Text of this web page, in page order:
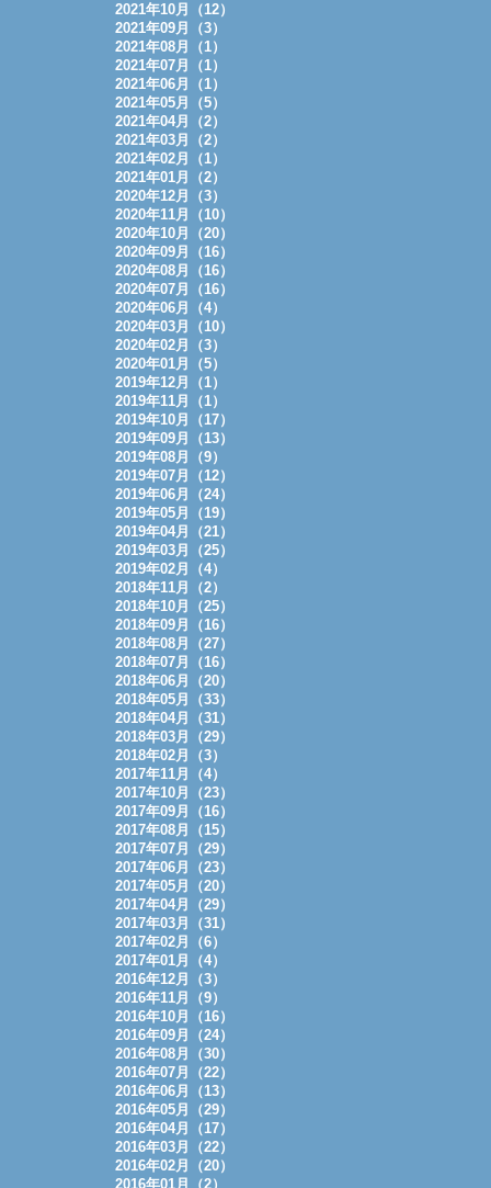
2021年10月（12）
2021年09月（3）
2021年08月（1）
2021年07月（1）
2021年06月（1）
2021年05月（5）
2021年04月（2）
2021年03月（2）
2021年02月（1）
2021年01月（2）
2020年12月（3）
2020年11月（10）
2020年10月（20）
2020年09月（16）
2020年08月（16）
2020年07月（16）
2020年06月（4）
2020年03月（10）
2020年02月（3）
2020年01月（5）
2019年12月（1）
2019年11月（1）
2019年10月（17）
2019年09月（13）
2019年08月（9）
2019年07月（12）
2019年06月（24）
2019年05月（19）
2019年04月（21）
2019年03月（25）
2019年02月（4）
2018年11月（2）
2018年10月（25）
2018年09月（16）
2018年08月（27）
2018年07月（16）
2018年06月（20）
2018年05月（33）
2018年04月（31）
2018年03月（29）
2018年02月（3）
2017年11月（4）
2017年10月（23）
2017年09月（16）
2017年08月（15）
2017年07月（29）
2017年06月（23）
2017年05月（20）
2017年04月（29）
2017年03月（31）
2017年02月（6）
2017年01月（4）
2016年12月（3）
2016年11月（9）
2016年10月（16）
2016年09月（24）
2016年08月（30）
2016年07月（22）
2016年06月（13）
2016年05月（29）
2016年04月（17）
2016年03月（22）
2016年02月（20）
2016年01月（2）